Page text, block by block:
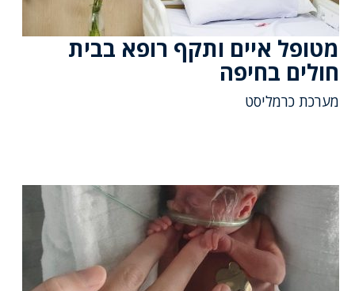
מטופל איים ותקף רופא בבית
חולים בחיפה
מערכת כרמליסט